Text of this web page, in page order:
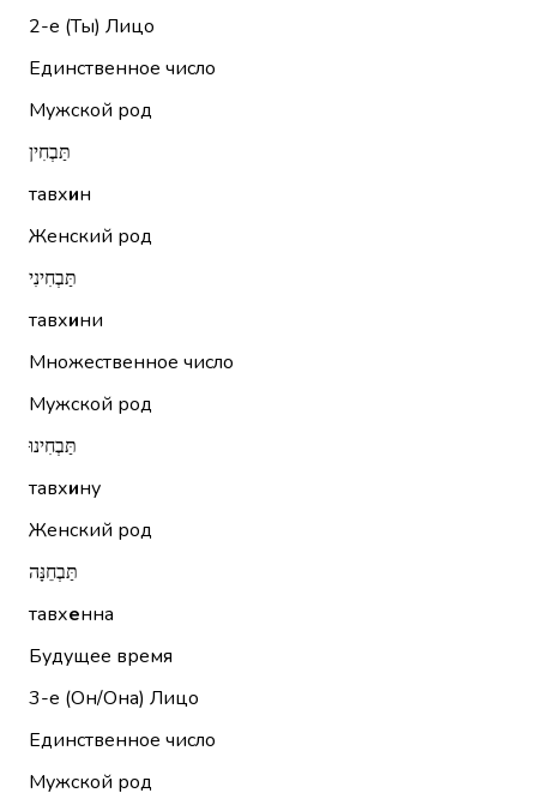
2-е (Ты) Лицо
Единственное число
Мужской род
תַּבְחִין
тавхин
Женский род
תַּבְחִינִי
тавхини
Множественное число
Мужской род
תַּבְחִינוּ
тавхину
Женский род
תַּבְחֵנָּה
тавхенна
Будущее время
3-е (Он/Она) Лицо
Единственное число
Мужской род